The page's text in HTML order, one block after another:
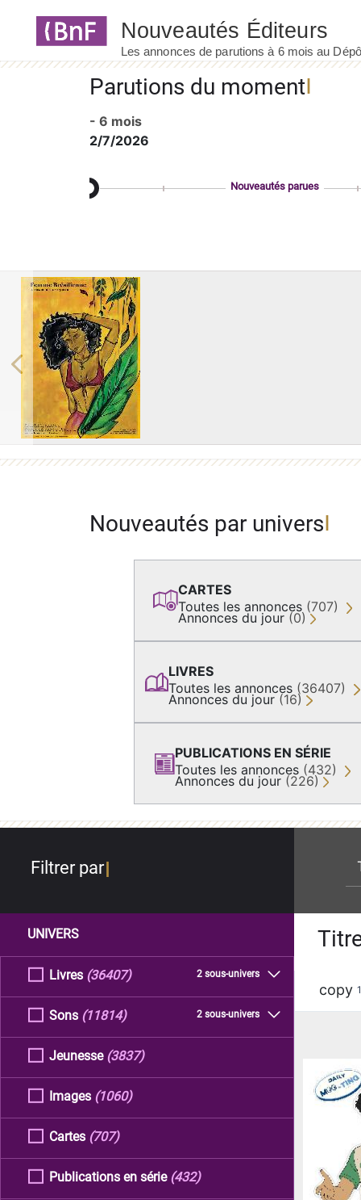
Parutions du moment
- 6 mois
2/7/2026
Nouveautés parues
Previous
Nouveautés par univers
CARTES
Toutes les annonces (707)
Annonces du jour (0)
LIVRES
Toutes les annonces (36407)
Annonces du jour (16)
PUBLICATIONS EN SÉRIE
Toutes les annonces (432)
Annonces du jour (226)
Filtrer par
UNIVERS
Livres 2 sous-univers
(36407)
Sons 2 sous-univers
(11814)
Jeunesse (3837)
Images (1060)
Cartes (707)
Publications en série (432)
copy